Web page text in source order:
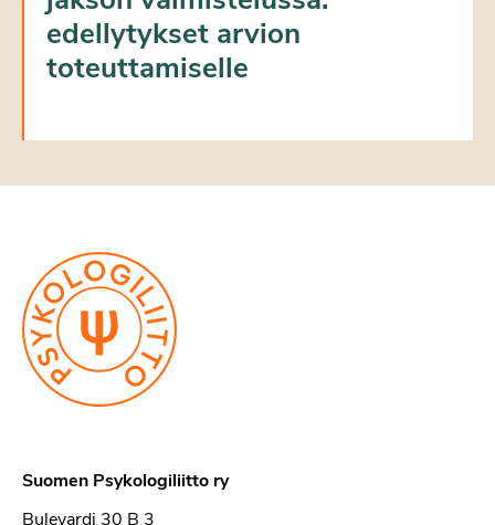
edellytykset arvion
toteuttamiselle
Suomen Psykologiliitto ry
Bulevardi 30 B 3